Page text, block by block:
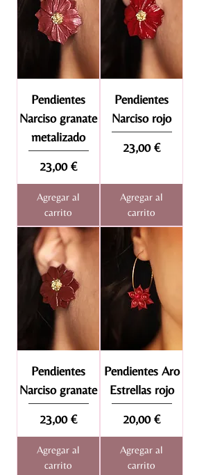
Pendientes
Narciso granate
metalizado
Precio
23,00 €
Agregar al
carrito
Pendientes
Narciso rojo
Precio
23,00 €
Agregar al
carrito
Pendientes
Narciso granate
Precio
23,00 €
Agregar al
carrito
Pendientes Aro
Estrellas rojo
Precio
20,00 €
Agregar al
carrito